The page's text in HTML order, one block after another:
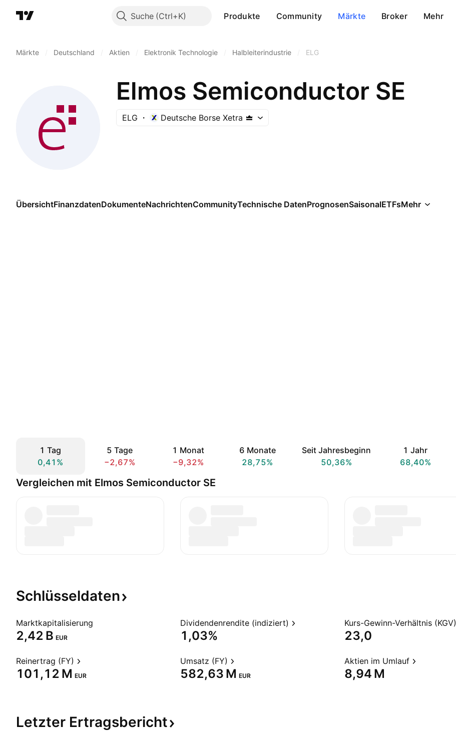
Suche Produkte Community Märkte Broker Mehr
Märkte Deutschland Aktien Elektronik Technologie Halbleiterindustrie ELG
Elmos Semiconductor SE
ELG Deutsche Borse Xetra
ÜbersichtFinanzdatenDokumenteNachrichtenCommunityTechnische DatenPrognosenSaisonalETFsMehr
1 Tag
0,41%
5 Tage
−2,67%
1 Monat
−9,32%
6 Monate
28,75%
Seit Jahresbeginn
50,36%
1 Jahr
68,40%
Vergleichen mit Elmos Semiconductor SE
Schlüsseldaten
Marktkapitalisierung
‪2,42 B‬ EUR
Dividendenrendite (indiziert)
1,03%
Kurs-Gewinn-Verhältnis (KGV)
23,0
Reinertrag (FY)
‪101,12 M‬ EUR
Umsatz (FY)
‪582,63 M‬ EUR
Aktien im Umlauf
‪8,94 M‬
Letzter Ertragsbericht